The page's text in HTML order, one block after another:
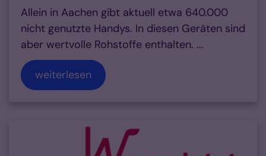
Allein in Aachen gibt aktuell etwa 640.000
nicht genutzte Handys. In diesen Geräten sind
aber wertvolle Rohstoffe enthalten. ...
weiterlesen